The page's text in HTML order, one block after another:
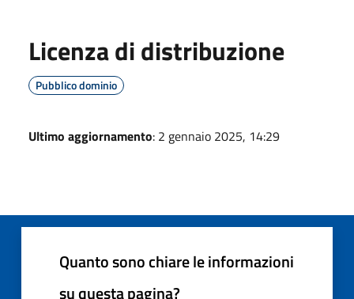
Licenza di distribuzione
Pubblico dominio
Ultimo aggiornamento: 2 gennaio 2025, 14:29
Quanto sono chiare le informazioni
su questa pagina?